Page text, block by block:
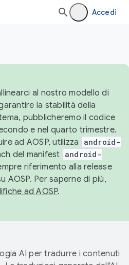
Accedi
al nostro modello di
la stabilità della
pubblicheremo il codice
e nel quarto trimestre.
ad AOSP, utilizza
android-
del manifest android-
riferimento alla release
AOSP. Per saperne di più,
ad AOSP.
AI per tradurre i contenuti